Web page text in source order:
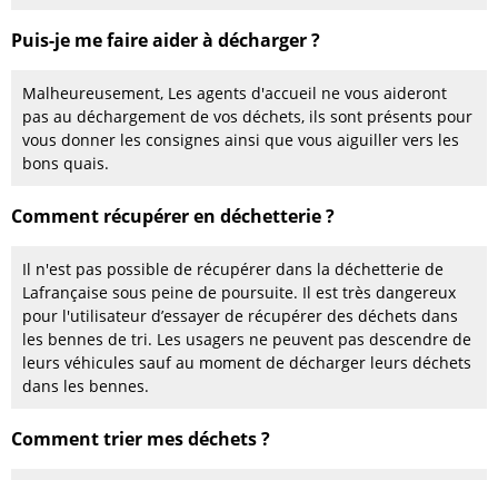
Puis-je me faire aider à décharger ?
Malheureusement, Les agents d'accueil ne vous aideront
pas au déchargement de vos déchets, ils sont présents pour
vous donner les consignes ainsi que vous aiguiller vers les
bons quais.
Comment récupérer en déchetterie ?
Il n'est pas possible de récupérer dans la déchetterie de
Lafrançaise sous peine de poursuite. Il est très dangereux
pour l'utilisateur d’essayer de récupérer des déchets dans
les bennes de tri. Les usagers ne peuvent pas descendre de
leurs véhicules sauf au moment de décharger leurs déchets
dans les bennes.
Comment trier mes déchets ?